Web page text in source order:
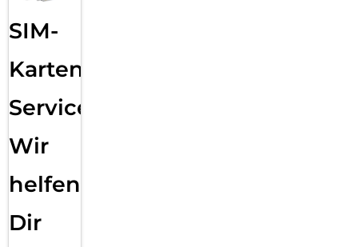
SIM-
Karten
Service:
Wir
helfen
Dir